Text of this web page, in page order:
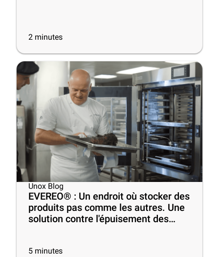
2 minutes
Unox Blog
EVEREO® : Un endroit où stocker des
produits pas comme les autres. Une
solution contre l'épuisement des
5 minutes